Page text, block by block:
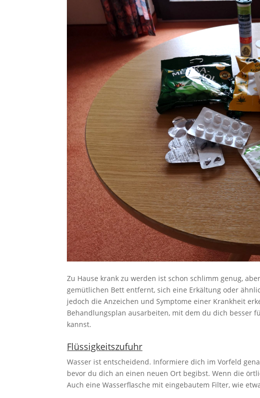
Zu Hause krank zu werden ist schon schlimm genug,
gemütlichen Bett entfernt, sich eine Erkältung oder
jedoch die Anzeichen und Symptome einer Krankheit
Behandlungsplan ausarbeiten, mit dem du dich besser
kannst.
Flüssigkeitszufuhr
Wasser ist entscheidend. Informiere dich im Vorfeld
bevor du dich an einen neuen Ort begibst. Wenn die
Auch eine Wasserflasche mit eingebautem Filter, wie